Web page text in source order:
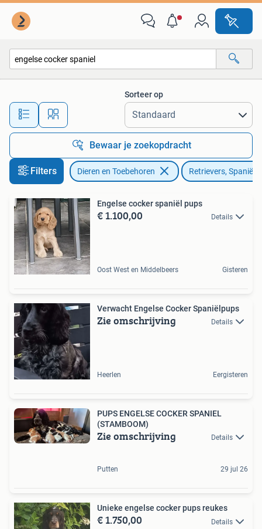
Alle afstanden…
Sorteer op
Bewaar je zoekopdracht
Filters Dieren en Toebehoren Retrievers,
Engelse cocker spaniël pups
€ 1.100,00 Details
Oost West en Middelbeers Gisteren
Verwacht Engelse Cocker Spaniëlpups
Zie omschrijving Details
Heerlen Eergisteren
PUPS ENGELSE COCKER SPANIEL
(STAMBOOM)
Zie omschrijving Details
Putten 29 jul 26
Unieke engelse cocker pups reukes
€ 1.750,00 Details